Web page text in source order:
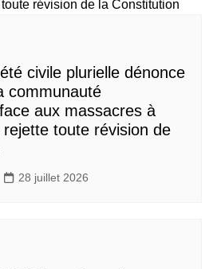
civile plurielle dénonce
communauté
aux massacres à
toute révision de
28 juillet 2026